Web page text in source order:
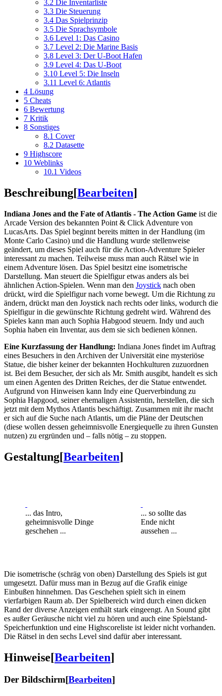
3.2 Die Inventarliste
3.3 Die Steuerung
3.4 Das Spielprinzip
3.5 Die Sprachsymbole
3.6 Level 1: Das Casino
3.7 Level 2: Die Marine Basis
3.8 Level 3: Der U-Boot Hafen
3.9 Level 4: Das U-Boot
3.10 Level 5: Die Inseln
3.11 Level 6: Atlantis
4 Lösung
5 Cheats
6 Bewertung
7 Kritik
8 Sonstiges
8.1 Cover
8.2 Datasette
9 Highscore
10 Weblinks
10.1 Videos
Beschreibung[Bearbeiten]
Indiana Jones and the Fate of Atlantis - The Action Game ist die
Arcade Version des bekannten Point & Click Adventure von
LucasArts. Das Spiel beginnt bereits mitten in der Handlung (im
Monte Carlo Casino) und die Handlung wurde stellenweise
geändert, um dieses Spiel auch für die Action-Adventure Spieler
interessant zu machen. Teilweise muss man auch Rätsel wie in
einem Adventure lösen. Das Spiel besitzt eine isometrische
Darstellung. Man steuert die Spielfigur etwas anders als bei
ähnlichen Action-Spielen. Wenn man den Joystick nach oben
drückt, wird die Spielfigur nach vorne bewegt. Um die Richtung zu
ändern, drückt man den Joystick nach rechts oder links, wodurch die
Spielfigur in die gewünschte Richtung gedreht wird. Während des
Spieles kann man auch Sophia Habgood steuern. Indy und auch
Sophia haben ein Inventar, aus dem sie sich bedienen können.
Eine Kurzfassung der Handlung: Indiana Jones findet im Auftrag
eines Besuchers in den Archiven der Universität eine mysteriöse
Statue, die bisher keiner der bekannten Hochkulturen zuzuordnen
ist. Bei dem Besucher, der sich als Mr. Smith ausgibt, handelt es sich
um einen Agenten des Dritten Reiches, der die Statue entwendet.
Aufgrund von Hinweisen kann Indy eine Querverbindung zu
Sophia Hapgood, seiner ehemaligen Assistentin, herstellen, die sich
jetzt mit dem Mythos Atlantis beschäftigt. Zusammen mit ihr macht
er sich auf die Suche nach Atlantis, um die Pläne der Deutschen
(diese wollen dessen geheimnisvolle Energiequelle zu ihren Gunsten
nutzen) zu ergründen und – falls nötig – zu stoppen.
Gestaltung[Bearbeiten]
... das Intro,
geheimnisvolle Dinge
geschehen ...
... so sollte das
Ende nicht
aussehen ...
Die isometrische (schräg von oben) Darstellung des Spiels ist gut
umgesetzt. Dafür muss man in Bezug auf die Grafik einige
Einbußen hinnehmen. Das Geschehen spielt sich in einem
vierfarbigen Raum ab. Der Spielbereich wird durch einen dicken
Rand der diverse Anzeigen enthält stark eingeengt. An Sound gibt
es außer Geräusche nicht viel zu hören und auch eine Spielstand-
Speicherfunktion und eine Highscoreliste ist leider nicht vorhanden.
Die Rätsel in den sechs Level sind dafür aber interessant.
Hinweise[Bearbeiten]
Der Bildschirm[Bearbeiten]